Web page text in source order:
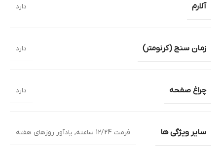
آلارم دارد
زمان سنج (کرنومتر) دارد
چراغ صفحه دارد
سایر ویژگی ها فرمت 12/24 ساعته , یادآور روزهای هفته